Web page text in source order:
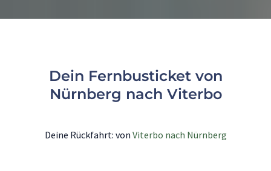
Dein Fernbusticket von
Nürnberg nach Viterbo
Deine Rückfahrt: von Viterbo nach Nürnberg